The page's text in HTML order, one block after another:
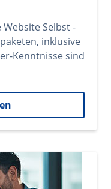
Selbst -
inklusive
Kenntnisse sind